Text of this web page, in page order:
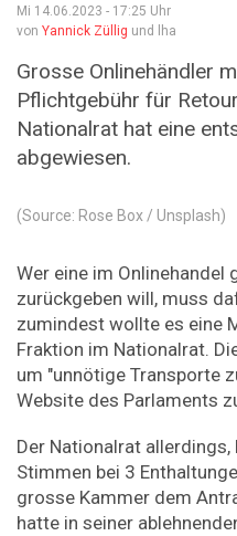
Mi 14.06.2023 - 17:25 Uhr
von Yannick Züllig und lha
Grosse Onlinehändler
Pflichtgebühr für
Nationalrat hat eine
abgewiesen.
(Source: Rose Box / Unsplash)
Wer eine im Onlinehandel
zurückgeben will, muss
zumindest wollte es eine
Fraktion im Nationalrat.
um "unnötige Transporte
Website des Parlaments
Der Nationalrat
Stimmen bei 3
grosse Kammer dem
hatte in seiner